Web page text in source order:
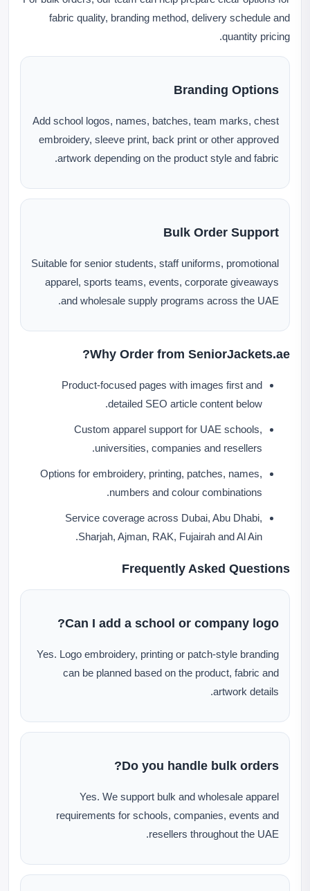
fabric quality, branding method, delivery schedule and
quantity pricing.
Branding Options
Add school logos, names, batches, team marks, chest
embroidery, sleeve print, back print or other approved
artwork depending on the product style and fabric.
Bulk Order Support
Suitable for senior students, staff uniforms, promotional
apparel, sports teams, events, corporate giveaways
and wholesale supply programs across the UAE.
Why Order from SeniorJackets.ae?
Product-focused pages with images first and
detailed SEO article content below.
Custom apparel support for UAE schools,
universities, companies and resellers.
Options for embroidery, printing, patches, names,
numbers and colour combinations.
Service coverage across Dubai, Abu Dhabi,
Sharjah, Ajman, RAK, Fujairah and Al Ain.
Frequently Asked Questions
Can I add a school or company logo?
Yes. Logo embroidery, printing or patch-style branding
can be planned based on the product, fabric and
artwork details.
Do you handle bulk orders?
Yes. We support bulk and wholesale apparel
requirements for schools, companies, events and
resellers throughout the UAE.